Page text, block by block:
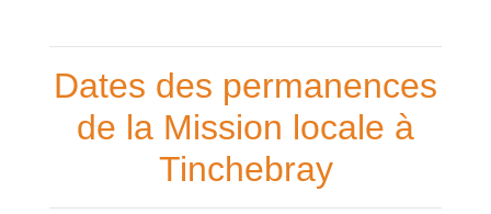
Dates des permanences
de la Mission locale à
Tinchebray